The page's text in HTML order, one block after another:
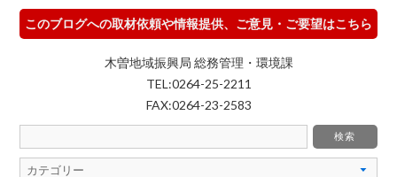
このブログへの取材依頼や情報提供、ご意見・ご要望はこちら
木曽地域振興局 総務管理・環境課
TEL:0264-25-2211
FAX:0264-23-2583